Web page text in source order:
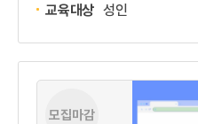
교육대상 성인
모집마감